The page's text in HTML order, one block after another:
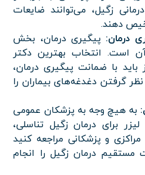
زگیل، می‌توانند ضایعات
دهند.
درمان: پیگیری درمان، بخش
است. انتخاب بهترین دکتر
باید با ضمانت پیگیری درمان،
گرفتن دغدغه‌های بیماران را
به هیچ وجه به پزشکان عمومی
برای درمان زگیل تناسلی،
مراکزی و پزشکانی مراجعه کنید
درمان زگیل را انجام